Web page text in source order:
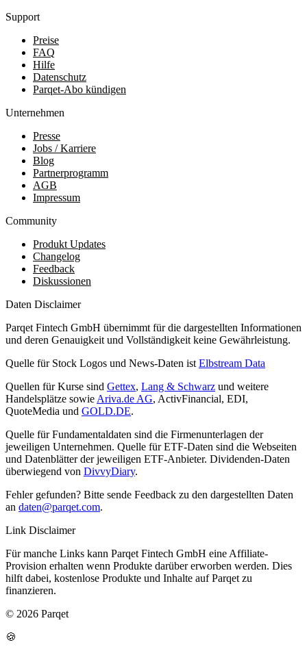
Support
Preise
FAQ
Hilfe
Datenschutz
Parqet-Abo kündigen
Unternehmen
Presse
Jobs / Karriere
Blog
Partnerprogramm
AGB
Impressum
Community
Produkt Updates
Changelog
Feedback
Diskussionen
Daten Disclaimer
Parqet Fintech GmbH übernimmt für die dargestellten Informationen
und deren Genauigkeit und Vollständigkeit keine Gewährleistung.
Quelle für Stock Logos und News-Daten ist Elbstream Data
Quellen für Kurse sind Gettex, Lang & Schwarz und weitere
Handelsplätze sowie Ariva.de AG, ActivFinancial, EDI,
QuoteMedia und GOLD.DE.
Quelle für Fundamentaldaten sind die Firmenunterlagen der
jeweiligen Unternehmen. Quelle für ETF-Daten sind die Webseiten
und Datenblätter der jeweiligen ETF-Anbieter. Dividenden-Daten
überwiegend von DivvyDiary.
Fehler gefunden? Bitte sende Feedback zu den dargestellten Daten
an daten@parqet.com.
Link Disclaimer
Für manche Links kann Parqet Fintech GmbH eine Affiliate-
Provision erhalten wenn Produkte darüber erworben werden. Dies
hilft dabei, kostenlose Produkte und Inhalte auf Parqet zu
finanzieren.
© 2026 Parqet
🍪